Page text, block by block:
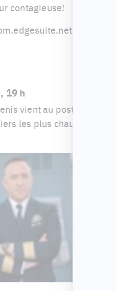
contagieuse!
19 h
vient au poste pour
les plus chauds avec